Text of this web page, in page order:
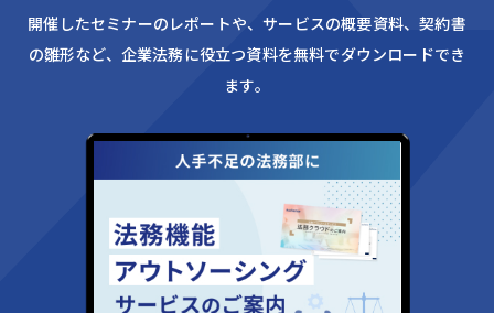
開催したセミナーのレポートや、サービスの概要資料、契約書
の雛形など、企業法務に役立つ資料を無料でダウンロードでき
ます。